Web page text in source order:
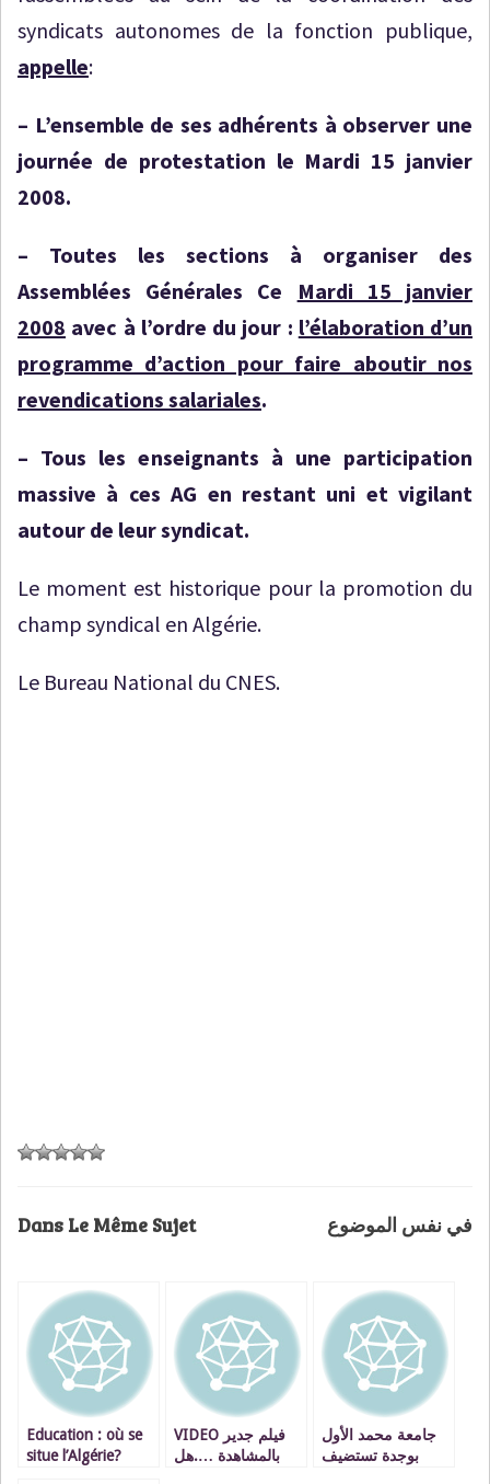
syndicats autonomes de la fonction publique,
appelle:
– L’ensemble de ses adhérents à observer une
journée de protestation le Mardi 15 janvier
2008.
– Toutes les sections à organiser des
Assemblées Générales Ce Mardi 15 janvier
2008 avec à l’ordre du jour : l’élaboration d’un
programme d’action pour faire aboutir nos
revendications salariales.
– Tous les enseignants à une participation
massive à ces AG en restant uni et vigilant
autour de leur syndicat.
Le moment est historique pour la promotion du
champ syndical en Algérie.
Le Bureau National du CNES.
Dans Le Même Sujet في نفس الموضوع
Education : où se
situe l’Algérie?
VIDEO فيلم جدير
بالمشاهدة ….هل
جامعة محمد الأول
بوجدة تستضيف